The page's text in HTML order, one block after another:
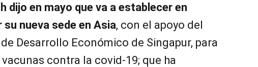
dijo en mayo que va a establecer en
su nueva sede en Asia, con el apoyo del
Desarrollo Económico de Singapur, para
contra la covid-19; que ha